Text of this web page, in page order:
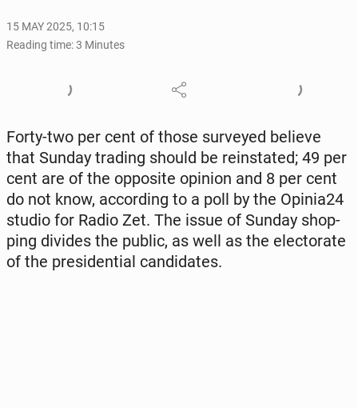
15 MAY 2025, 10:15
Reading time: 3 Minutes
Forty-two per cent of those sur­veyed believe
that Sunday trading should be re­in­stat­ed; 49 per
cent are of the op­po­site opinion and 8 per cent
do not know, ac­cord­ing to a poll by the Opinia24
studio for Radio Zet. The issue of Sunday shop­
ping divides the public, as well as the elec­torate
of the pres­i­den­tial can­di­dates.